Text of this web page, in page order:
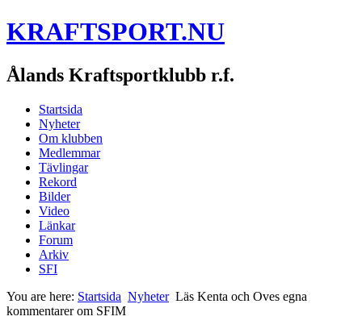
KRAFTSPORT.NU
Ålands Kraftsportklubb r.f.
Startsida
Nyheter
Om klubben
Medlemmar
Tävlingar
Rekord
Bilder
Video
Länkar
Forum
Arkiv
SFI
You are here: Startsida Nyheter Läs Kenta och Oves egna
kommentarer om SFIM